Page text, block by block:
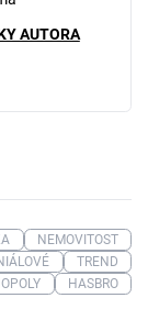
AUTORA
NEMOVITOST
TREND
HASBRO